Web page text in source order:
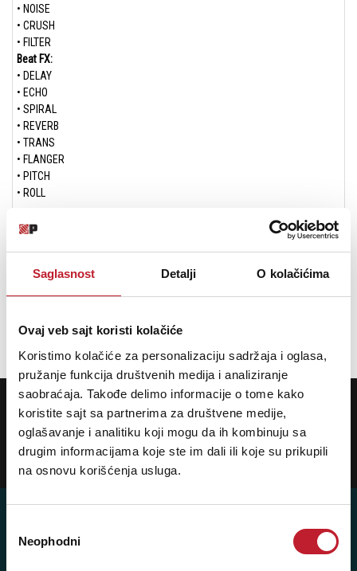
Saglasnost Detalji O kolačićima
Ovaj veb sajt koristi kolačiće
Koristimo kolačiće za personalizaciju sadržaja i oglasa,
pružanje funkcija društvenih medija i analiziranje
saobraćaja. Takođe delimo informacije o tome kako
koristite sajt sa partnerima za društvene medije,
oglašavanje i analitiku koji mogu da ih kombinuju sa
drugim informacijama koje ste im dali ili koje su prikupili
na osnovu korišćenja usluga.
сагласности
Neophodni
• NOISE
• CRUSH
• FILTER
Beat FX:
• DELAY
• ECHO
• SPIRAL
• REVERB
• TRANS
• FLANGER
• PITCH
• ROLL
POTREBNA VAM JE POMOĆ? POZOVITE NAS!
Ukoliko želite da dobijete najnovije informacije o novitetima i popustima,
prijavite se na naš NEWSLETTER!
Prijavi